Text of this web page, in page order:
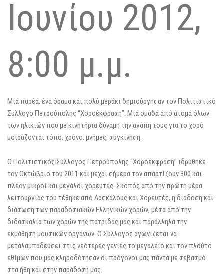
Ιουνίου 2012,
8:00 μ.μ.
Μια παρέα, ένα όραμα και πολύ μεράκι δημιούργησαν τον Πολιτιστικό
Σύλλογο Πετρούπολης “Χοροέκφραση”. Μια ομάδα από άτομα όλων
των ηλικιών που με κινητήρια δύναμη την αγάπη τους για το χορό
μοιράζονται τόπο, χρόνο, μνήμες, συγκίνηση.
Ο Πολιτιστικός Σύλλογος Πετρούπολης “Χοροέκφραση” ιδρύθηκε
τον Οκτώβριο του 2011 και μέχρι σήμερα τον απαρτίζουν 300 και
πλέον μικροί και μεγάλοι χορευτές. Σκοπός από την πρώτη μέρα
λειτουργίας του τέθηκε από Δασκάλους και Χορευτές, η διάδοση και
διάσωση των παραδοσιακών Ελληνικών χορών, μέσα από την
διδασκαλία των χορών της πατρίδας μας και παράλληλα την
εκμάθηση μουσικών οργάνων. Ο Σύλλογος αγωνίζεται να
μεταλαμπαδεύσει στις νεότερες γενιές το μεγαλείο και τον πλούτο
εθίμων που μας κληροδότησαν οι πρόγονοι μας πάντα με σεβασμό
στα ήθη και στην παράδοση μας.